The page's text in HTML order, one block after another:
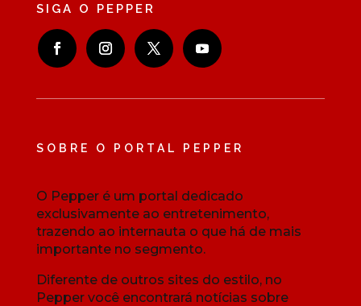
SIGA O PEPPER
SOBRE O PORTAL PEPPER
O Pepper é um portal dedicado
exclusivamente ao entretenimento,
trazendo ao internauta o que há de mais
importante no segmento.
Diferente de outros sites do estilo, no
Pepper você encontrará notícias sobre